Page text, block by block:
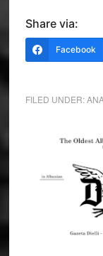
Share via:
Facebook
FILED UNDER: